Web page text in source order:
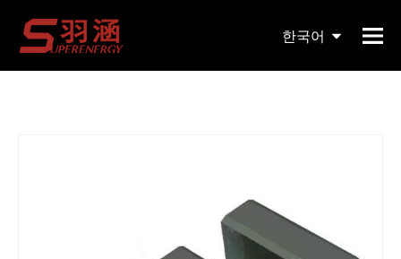
한국어
현재 위치: 홈페이지
맞춤형 페라이트 Mnzn 토로이드 코어 Ee240